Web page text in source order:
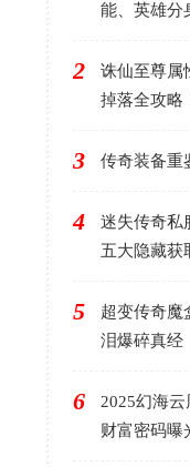
能、英雄分
2
诛仙至尊属
掉落全攻略
3 传奇装备重
4
迷失传奇私
五大隐藏获
5
超变传奇魔
泪爆碎真经
6
2025幻海
财富密码曝